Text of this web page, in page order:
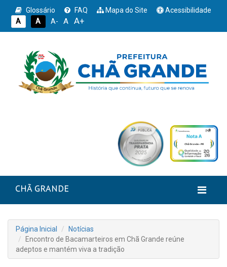
Glossário FAQ Mapa do Site
Acessibilidade
A
A A- A A+
CHÃ GRANDE
Página Inicial
Notícias
Encontro de Bacamarteiros em Chã Grande reúne
adeptos e mantém viva a tradição